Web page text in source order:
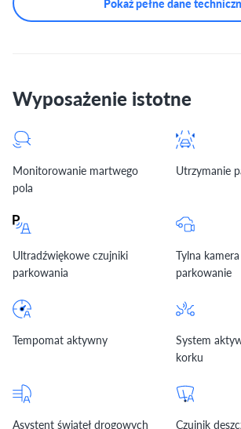
Pokaż pełne dane
Wyposażenie istotne
Monitorowanie martwego
pola
Utrzymanie
Ultradźwiękowe czujniki
parkowania
Tylna
parkowanie
Tempomat aktywny
System
korku
Asystent świateł drogowych Czujnik